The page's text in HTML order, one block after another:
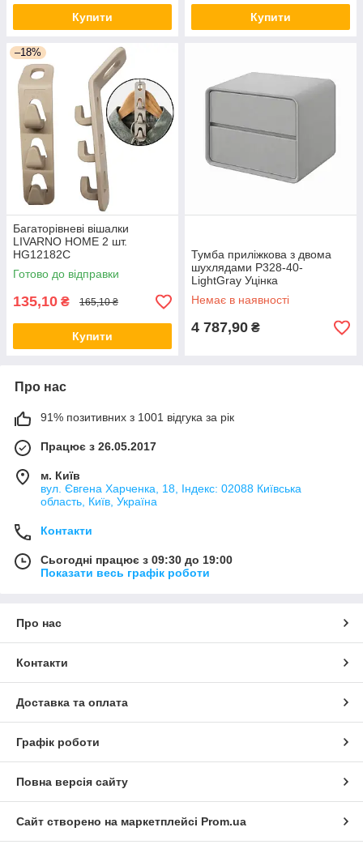
Купити Купити
–18%
Багаторівневі вішалки
LIVARNO HOME 2 шт.
HG12182C
Готово до відправки
135,10 ₴ 165,10 ₴
Купити
Тумба приліжкова з двома
шухлядами P328-40-
LightGray Уцінка
Немає в наявності
4 787,90 ₴
Про нас
91% позитивних з 1001 відгука за рік
Працює з 26.05.2017
м. Київ
вул. Євгена Харченка, 18, Індекс: 02088 Київська
область, Київ, Україна
Контакти
Сьогодні працює з 09:30 до 19:00
Показати весь графік роботи
Про нас
Контакти
Доставка та оплата
Графік роботи
Повна версія сайту
Сайт створено на маркетплейсі Prom.ua